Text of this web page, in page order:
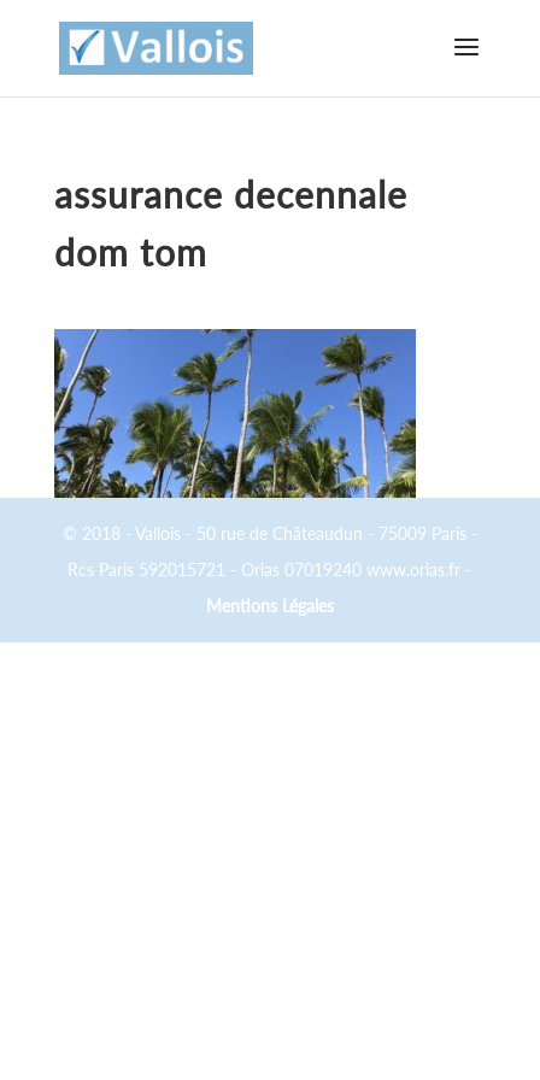
assurance decennale
dom tom
© 2018 - Vallois - 50 rue de Châteaudun - 75009 Paris -
Rcs Paris 592015721 - Orias 07019240 www.orias.fr -
Mentions Légales